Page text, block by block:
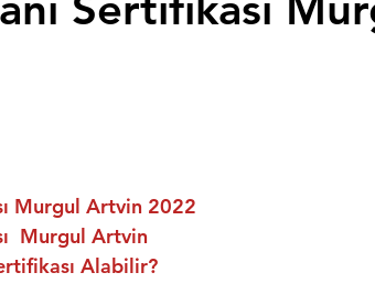
Murgul Artvin 2022
Murgul Artvin
Alabilir?